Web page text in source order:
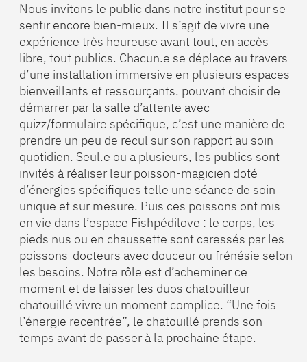
Nous invitons le public dans notre institut pour se
sentir encore bien-mieux. Il s’agit de vivre une
expérience très heureuse avant tout, en accès
libre, tout publics. Chacun.e se déplace au travers
d’une installation immersive en plusieurs espaces
bienveillants et ressourçants. pouvant choisir de
démarrer par la salle d’attente avec
quizz/formulaire spécifique, c’est une manière de
prendre un peu de recul sur son rapport au soin
quotidien. Seul.e ou a plusieurs, les publics sont
invités à réaliser leur poisson-magicien doté
d’énergies spécifiques telle une séance de soin
unique et sur mesure. Puis ces poissons ont mis
en vie dans l’espace Fishpédilove : le corps, les
pieds nus ou en chaussette sont caressés par les
poissons-docteurs avec douceur ou frénésie selon
les besoins. Notre rôle est d’acheminer ce
moment et de laisser les duos chatouilleur-
chatouillé vivre un moment complice. “Une fois
l’énergie recentrée”, le chatouillé prends son
temps avant de passer à la prochaine étape.